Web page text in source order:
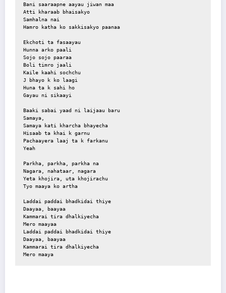
Bani saaraapne aayau jiwan maa
Atti kharaab bhaisakyo
Samhalna nai
Hamro katha ko sakkisakyo paanaa
Ekchoti ta fasaayau
Hunna arko paali
Sojo sojo paaraa
Boli timro jaali
Kaile kaahi sochchu
J bhayo k ko laagi
Huna ta k sahi ho
Gayau ni sikaayi
Baaki sabai yaad ni laijaau baru
Samaya,
Samaya kati kharcha bhayecha
Hisaab ta khai k garnu
Pachaayera laaj ta k farkanu
Yeah
Parkha, parkha, parkha na
Nagara, nahataar, nagara
Yeta khojira, uta khojirachu
Tyo maaya ko artha
Laddai paddai bhadkidai thiye
Daayaa, baayaa
Kammarai tira dhalkiyecha
Mero maayaa
Laddai paddai bhadkidai thiye
Daayaa, baayaa
Kammarai tira dhalkiyecha
Mero maaya